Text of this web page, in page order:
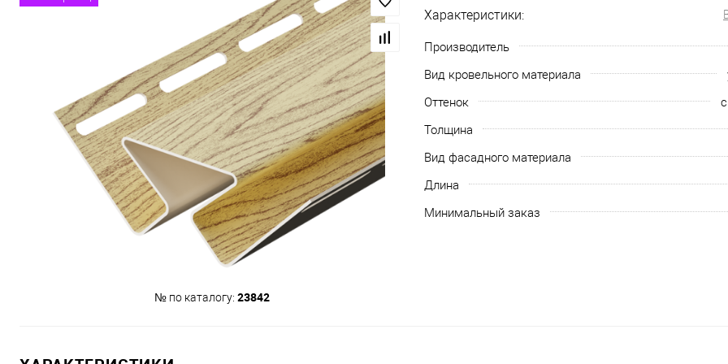
№ по каталогу: 23842
Характеристики:
Производитель
Вид кровельного материала
Оттенок
Толщина
Вид фасадного материала
Длина
Минимальный заказ